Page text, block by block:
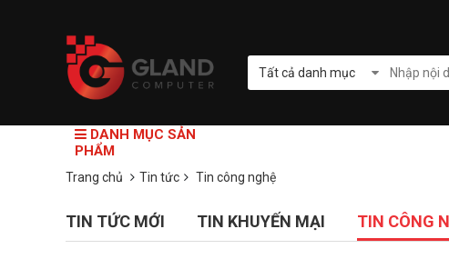
Tất cả danh mục
DANH MỤC SẢN
PHẨM
Trang chủ Tin tức Tin công nghệ
TIN TỨC MỚI TIN KHUYẾN MẠI TIN CÔNG